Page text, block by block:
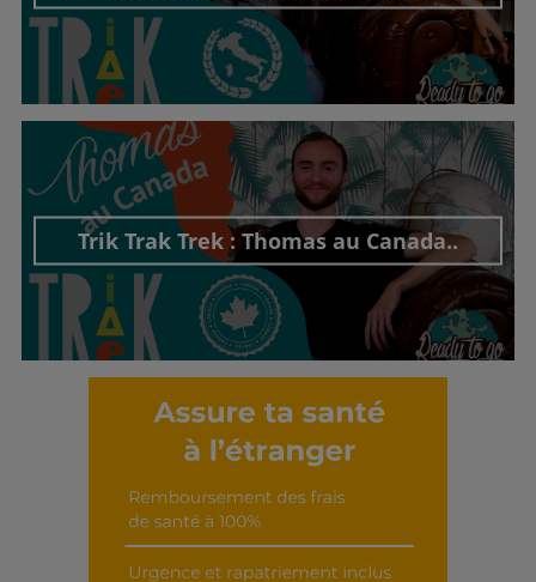
Découvrir cet interview
Trik Trak Trek : Thomas au Canada..
Découvrir cet interview